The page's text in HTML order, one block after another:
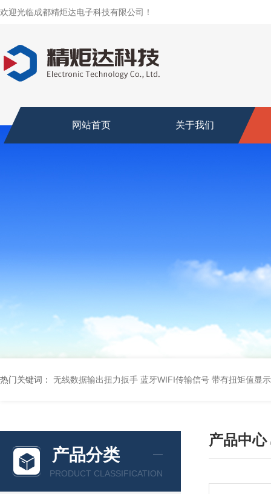
欢迎光临成都精炬达电子科技有限公司！
网站首页 关于我们
热门关键词： 无线数据输出扭力扳手 蓝牙WIFI传输信号 带有扭矩值显
产品分类
PRODUCT CLASSIFICATION
产品中心